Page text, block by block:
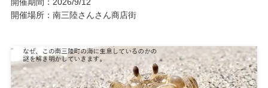
開催期間：2026/9/12
開催場所：南三陸さんさん商店街